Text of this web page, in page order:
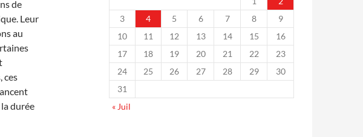
de
Leur
au
ces
durée
3
4 5 6 7 8
9
10
11 12 13 14 15
16
17
18 19 20 21 22
23
24
25 26 27 28 29
30
31
« Juil